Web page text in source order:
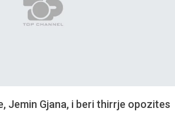
Jemin Gjana, i beri thirrje opozites